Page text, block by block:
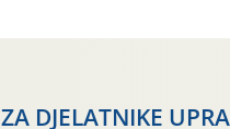
ZA DJELATNIKE